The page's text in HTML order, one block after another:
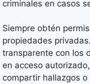
criminales en casos
Siempre obtén
propiedades
transparente con los
en acceso
compartir hallazgos